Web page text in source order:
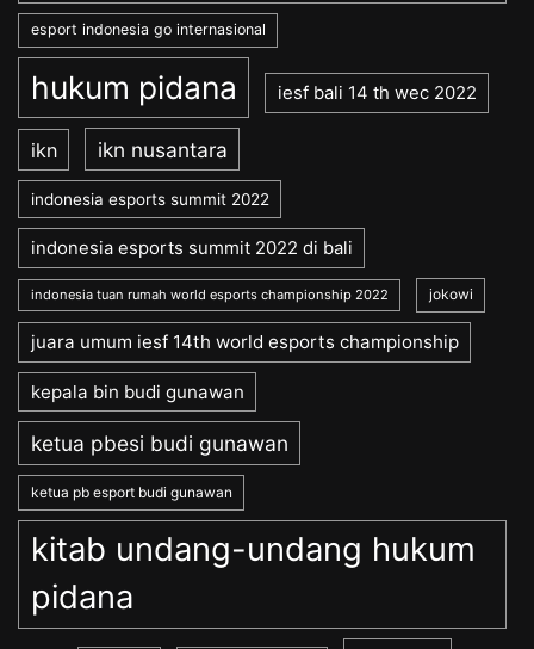
esport indonesia go internasional
hukum pidana iesf bali 14 th wec 2022
ikn ikn nusantara
indonesia esports summit 2022
indonesia esports summit 2022 di bali
indonesia tuan rumah world esports championship 2022 jokowi
juara umum iesf 14th world esports championship
kepala bin budi gunawan
ketua pbesi budi gunawan
ketua pb esport budi gunawan
kitab undang-undang hukum
pidana